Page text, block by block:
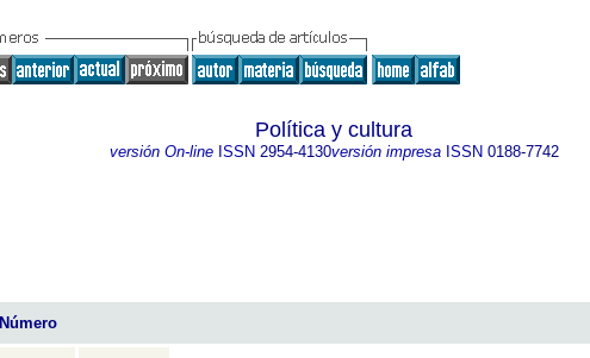
Política y cultura
versión On-lineISSN 2954-4130versión impresaISSN 0188-7742
Número